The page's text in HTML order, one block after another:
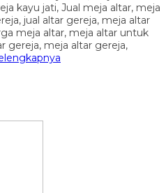
kayu jati, Jual meja altar, meja
jual altar gereja, meja altar
meja altar, meja altar untuk
gereja, meja altar gereja,